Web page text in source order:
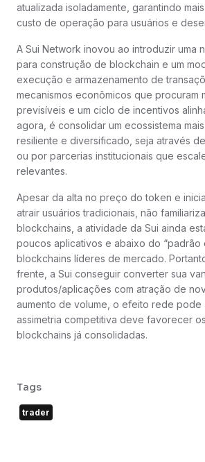
atualizada isoladamente, garantindo
custo de operação para usuários e
A Sui Network inovou ao introduzir uma
para construção de blockchain e um
execução e armazenamento de
mecanismos econômicos que procuram
previsíveis e um ciclo de incentivos
agora, é consolidar um ecossistema
resiliente e diversificado, seja através
ou por parcerias institucionais que
relevantes.
Apesar da alta no preço do token e
atrair usuários tradicionais, não
blockchains, a atividade da Sui ainda
poucos aplicativos e abaixo do “padrão
blockchains líderes de mercado.
frente, a Sui conseguir converter sua
produtos/aplicações com atração de
aumento de volume, o efeito rede pode
assimetria competitiva deve favorecer
blockchains já consolidadas.
Tags
trader